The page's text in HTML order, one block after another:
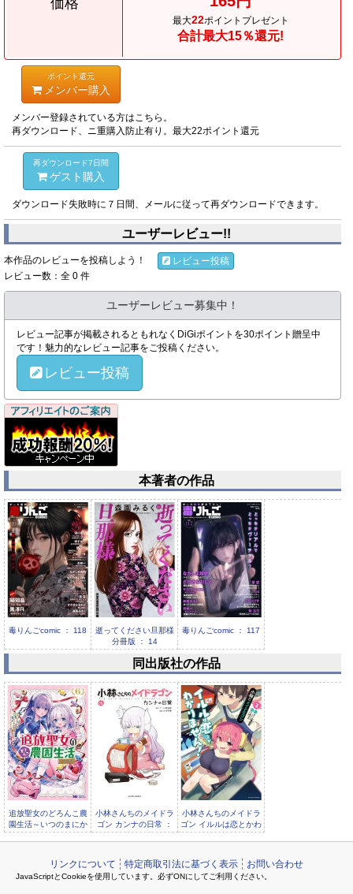
価格
最大22ポイントプレゼント
合計最大15％還元!
ポイント還元
メンバー購入
メンバー登録されている方はこちら。
再ダウンロード、ニ重購入防止有り。最大22ポイント還元
再ダウンロード7日間
ゲスト購入
ダウンロード失敗時に７日間、メールに従って再ダウンロードできます。
ユーザーレビュー!!
本作品のレビューを投稿しよう！
レビュー投稿
レビュー数：全 0 件
ユーザーレビュー募集中！
レビュー記事が掲載されるともれなくDiGiポイントを30ポイント贈呈中
です！魅力的なレビュー記事をご投稿ください。
レビュー投稿
本著者の作品
毒りんごcomic ： 118
逝ってください旦那様
分冊版 ： 14
毒りんごcomic ： 117
逝ってください旦那様
分冊版 ： 13
同出版社の作品
追放聖女のどろんこ農
園生活～いつのまにか
隣国を救ってしまいま
小林さんちのメイドラ
ゴン カンナの日常 ：
16
小林さんちのメイドラ
ゴン イルルは恋とかわ
かりません！ ：
リンクについて 特定商取引法に基づく表示 お問い合わせ
JavaScriptとCookieを使用しています。必ずONにしてご利用ください。